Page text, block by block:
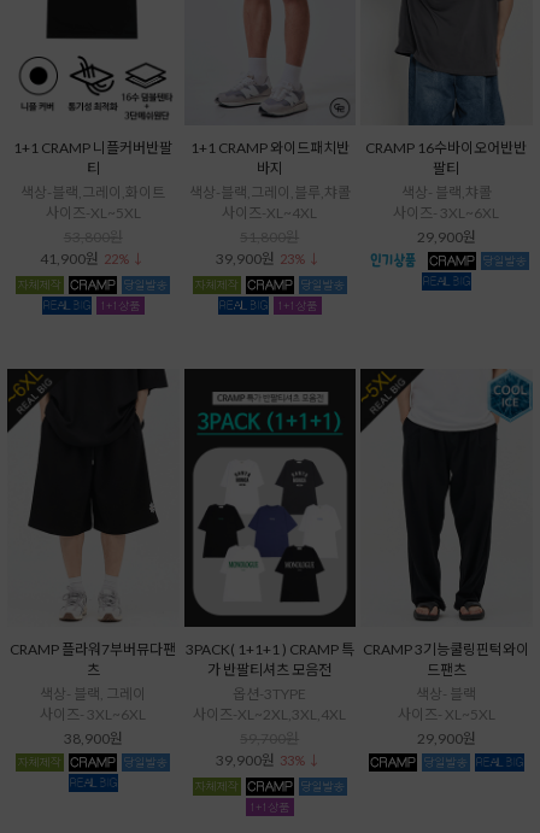
1+1 CRAMP 니플커버반팔
티
색상-블랙,그레이,화이트
사이즈-XL~5XL
41,900원 22% ↓
1+1 CRAMP 와이드패치반
바지
색상-블랙,그레이,블루,챠콜
사이즈-XL~4XL
39,900원 23% ↓
CRAMP 16수바이오어반반
팔티
색상- 블랙,챠콜
사이즈- 3XL~6XL
29,900원
CRAMP 플라워7부버뮤다팬
츠
색상- 블랙, 그레이
사이즈- 3XL~6XL
38,900원
3PACK( 1+1+1 ) CRAMP 특
가 반팔티셔츠 모음전
옵션-3TYPE
사이즈-XL~2XL,3XL,4XL
39,900원 33% ↓
CRAMP 3기능쿨링핀턱와이
드팬츠
색상- 블랙
사이즈- XL~5XL
29,900원